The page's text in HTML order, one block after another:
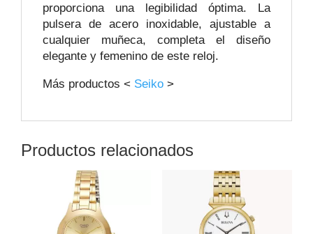
proporciona una legibilidad óptima. La
pulsera de acero inoxidable, ajustable a
cualquier muñeca, completa el diseño
elegante y femenino de este reloj.
Más productos < Seiko >
Productos relacionados